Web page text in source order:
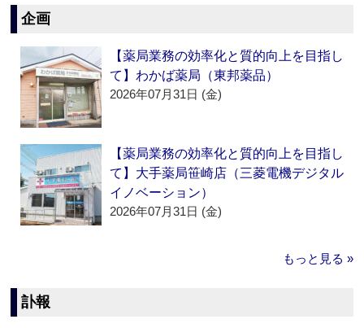
企画
【薬局業務の効率化と質的向上を目指し
て】わかば薬局（東邦薬品）
2026年07月31日 (金)
【薬局業務の効率化と質的向上を目指し
て】大手薬局笹崎店（三菱電機デジタル
イノベーション）
2026年07月31日 (金)
もっと見る »
訃報